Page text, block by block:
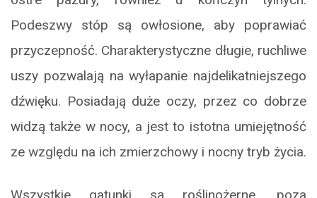
Podeszwy stóp są owłosione, aby poprawiać
przyczepność. Charakterystyczne długie, ruchliwe
uszy pozwalają na wyłapanie najdelikatniejszego
dźwięku. Posiadają duże oczy, przez co dobrze
widzą także w nocy, a jest to istotna umiejętność
ze względu na ich zmierzchowy i nocny tryb życia.
Wszystkie gatunki są roślinożerne, poza